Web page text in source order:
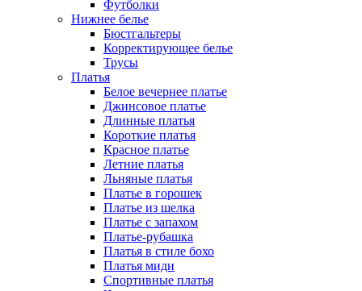
Футболки
Нижнее белье
Бюстгальтеры
Корректирующее белье
Трусы
Платья
Белое вечернее платье
Джинсовое платье
Длинные платья
Короткие платья
Красное платье
Летние платья
Льняные платья
Платье в горошек
Платье из шелка
Платье с запахом
Платье-рубашка
Платья в стиле бохо
Платья миди
Спортивные платья